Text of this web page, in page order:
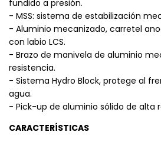
fundido a presión.
- MSS: sistema de estabilización
- Aluminio mecanizado, carretel
con labio LCS.
- Brazo de manivela de aluminio
resistencia.
- Sistema Hydro Block, protege al
agua.
- Pick-up de aluminio sólido de alta
CARACTERÍSTICAS